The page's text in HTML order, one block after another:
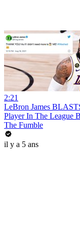
2:21
LeBron James
Player In The League
The Fumble
il y a 5 ans